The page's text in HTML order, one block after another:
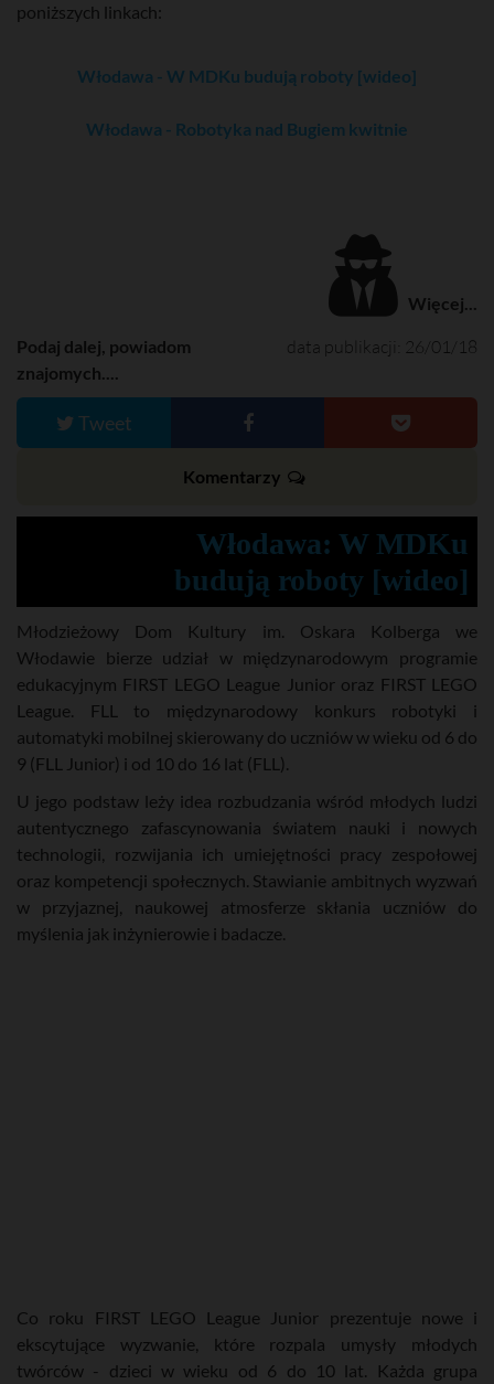
poniższych linkach:
Włodawa - W MDKu budują roboty [wideo]
Włodawa - Robotyka nad Bugiem kwitnie
Więcej...
data publikacji: 26/01/18
Podaj dalej, powiadom
znajomych....
Tweet
Komentarzy
Włodawa: W MDKu
budują roboty [wideo]
Młodzieżowy Dom Kultury im. Oskara Kolberga we
Włodawie bierze udział w międzynarodowym programie
edukacyjnym FIRST LEGO League Junior oraz FIRST LEGO
League. FLL to międzynarodowy konkurs robotyki i
automatyki mobilnej skierowany do uczniów w wieku od 6 do
9 (FLL Junior) i od 10 do 16 lat (FLL).
U jego podstaw leży idea rozbudzania wśród młodych ludzi
autentycznego zafascynowania światem nauki i nowych
technologii, rozwijania ich umiejętności pracy zespołowej
oraz kompetencji społecznych. Stawianie ambitnych wyzwań
w przyjaznej, naukowej atmosferze skłania uczniów do
myślenia jak inżynierowie i badacze.
Co roku FIRST LEGO League Junior prezentuje nowe i
ekscytujące wyzwanie, które rozpala umysły młodych
twórców - dzieci w wieku od 6 do 10 lat. Każda grupa